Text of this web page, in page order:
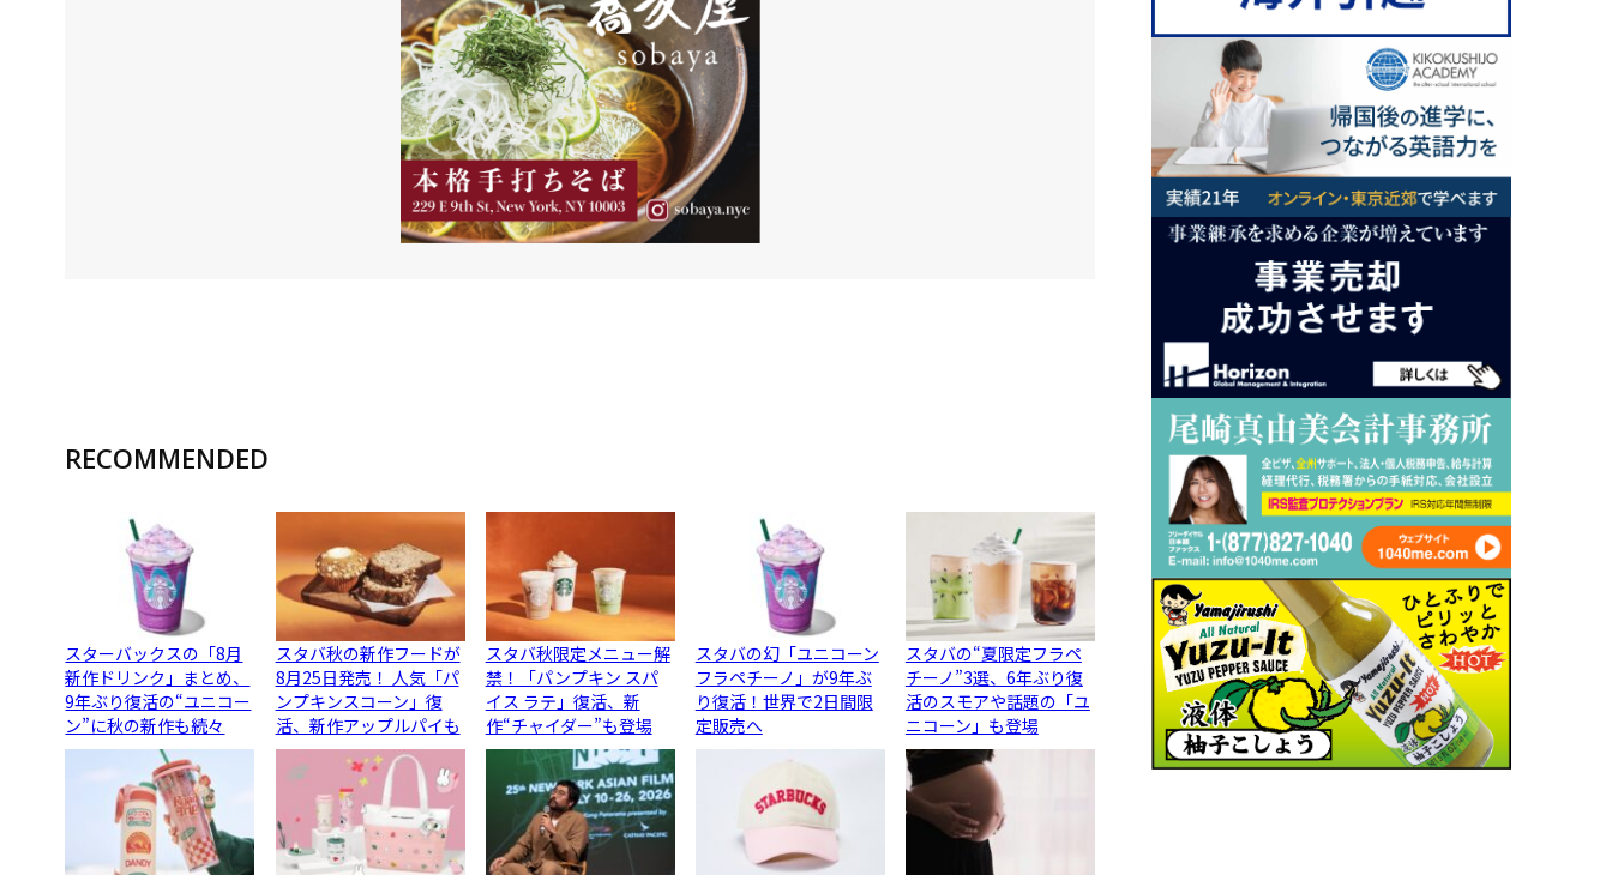
RECOMMENDED
スターバックスの「8月
新作ドリンク」まとめ、
9年ぶり復活の“ユニコー
ン”に秋の新作も続々
スタバ秋の新作フードが
8月25日発売！ 人気「パ
ンプキンスコーン」復
活、新作アップルパイも
スタバ秋限定メニュー解
禁！「パンプキン スパ
イス ラテ」復活、新
作“チャイダー”も登場
スタバの幻「ユニコーン
フラペチーノ」が9年ぶ
り復活！世界で2日間限
定販売へ
スタバの“夏限定フラペ
チーノ”3選、6年ぶり復
活のスモアや話題の「ユ
ニコーン」も登場